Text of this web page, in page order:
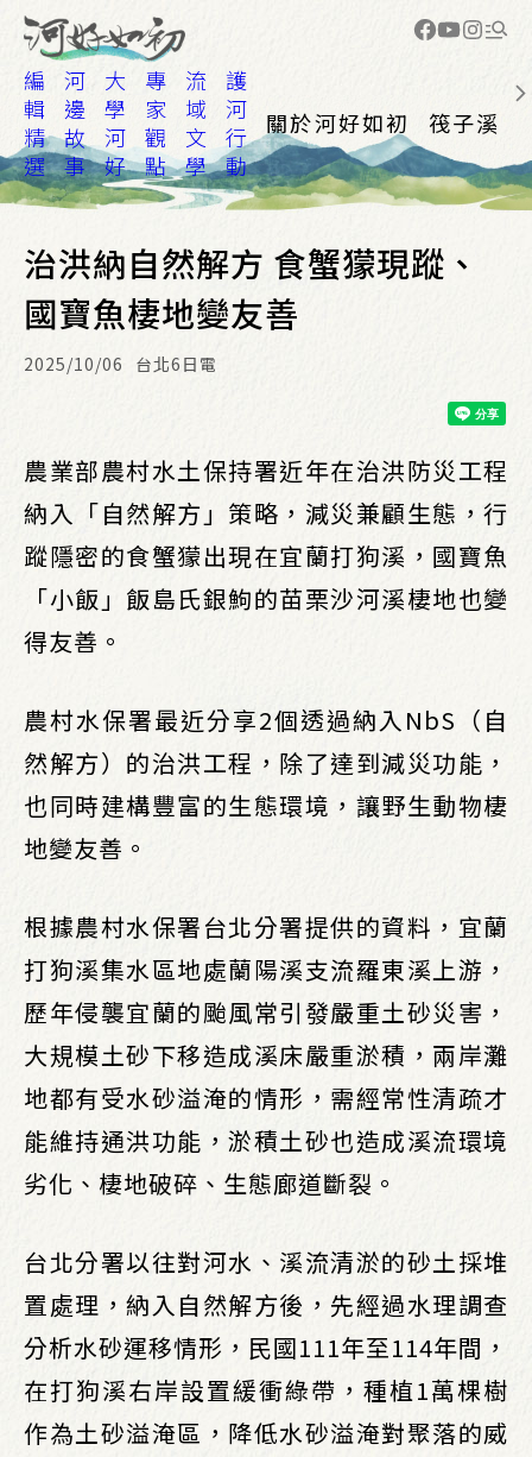
編
輯
精
選
河
邊
故
事
大
學
河
好
專
家
觀
點
流
域
文
學
護
河
行
動
關於河好如初 筏子溪
治洪納自然解方 食蟹獴現蹤、
國寶魚棲地變友善
2025/10/06 台北6日電
農業部農村水土保持署近年在治洪防災工程
納入「自然解方」策略，減災兼顧生態，行
蹤隱密的食蟹獴出現在宜蘭打狗溪，國寶魚
「小飯」飯島氏銀鮈的苗栗沙河溪棲地也變
得友善。
農村水保署最近分享2個透過納入NbS（自
然解方）的治洪工程，除了達到減災功能，
也同時建構豐富的生態環境，讓野生動物棲
地變友善。
根據農村水保署台北分署提供的資料，宜蘭
打狗溪集水區地處蘭陽溪支流羅東溪上游，
歷年侵襲宜蘭的颱風常引發嚴重土砂災害，
大規模土砂下移造成溪床嚴重淤積，兩岸灘
地都有受水砂溢淹的情形，需經常性清疏才
能維持通洪功能，淤積土砂也造成溪流環境
劣化、棲地破碎、生態廊道斷裂。
台北分署以往對河水、溪流清淤的砂土採堆
置處理，納入自然解方後，先經過水理調查
分析水砂運移情形，民國111年至114年間，
在打狗溪右岸設置緩衝綠帶，種植1萬棵樹
作為土砂溢淹區，降低水砂溢淹對聚落的威